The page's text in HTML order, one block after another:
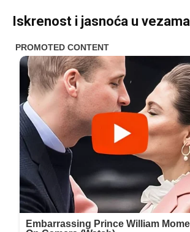
Iskrenost i jasnoća u vezama